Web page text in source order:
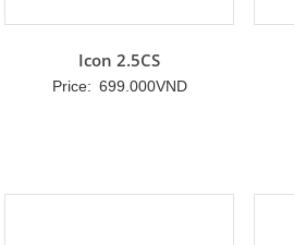
Icon 2.5CS
Price: 699.000VND